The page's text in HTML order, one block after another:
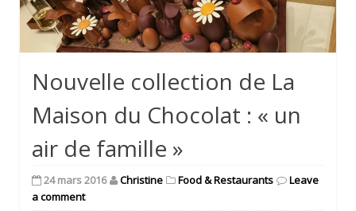
Nouvelle collection de La
Maison du Chocolat : « un
air de famille »
24 mars 2016 Christine Food & Restaurants
Leave
a comment